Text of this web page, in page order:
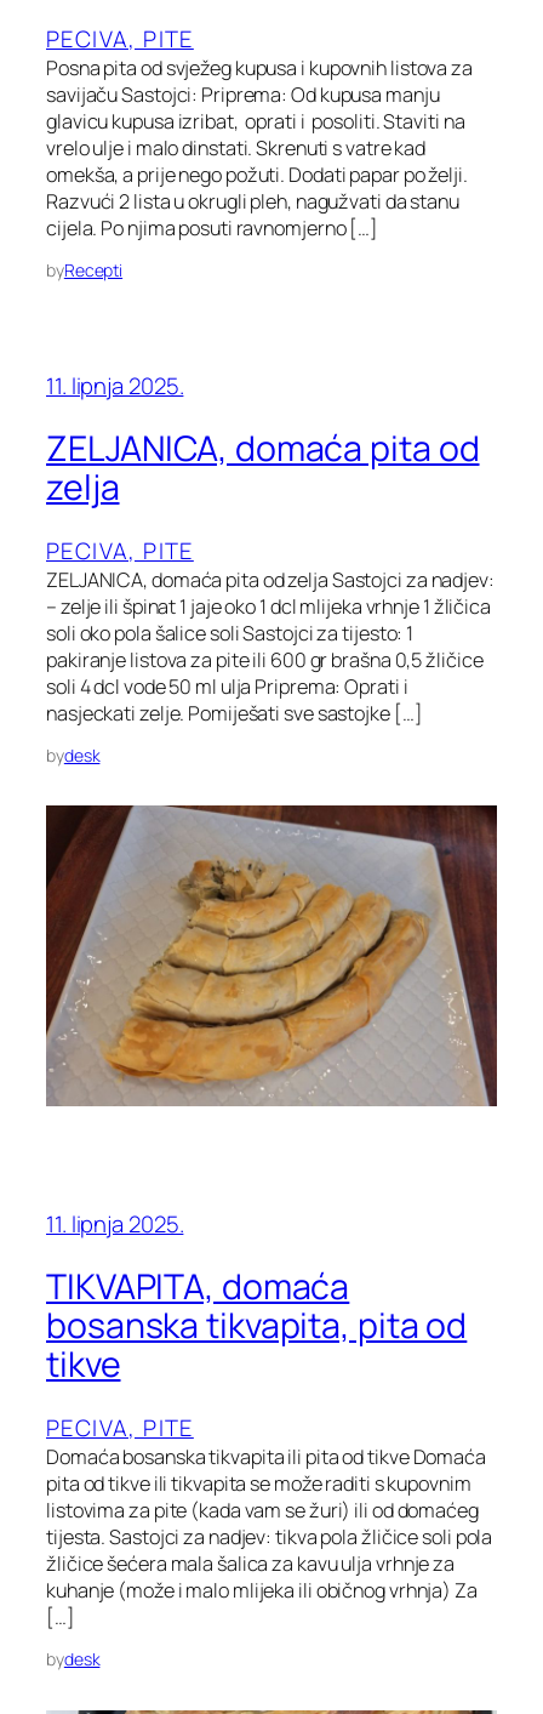
PECIVA, PITE
Posna pita od svježeg kupusa i kupovnih listova za
savijaču Sastojci: Priprema: Od kupusa manju
glavicu kupusa izribat, oprati i posoliti. Staviti na
vrelo ulje i malo dinstati. Skrenuti s vatre kad
omekša, a prije nego požuti. Dodati papar po želji.
Razvući 2 lista u okrugli pleh, nagužvati da stanu
cijela. Po njima posuti ravnomjerno […]
byRecepti
11. lipnja 2025.
ZELJANICA, domaća pita od
zelja
PECIVA, PITE
ZELJANICA, domaća pita od zelja Sastojci za nadjev:
– zelje ili špinat 1 jaje oko 1 dcl mlijeka vrhnje 1 žličica
soli oko pola šalice soli Sastojci za tijesto: 1
pakiranje listova za pite ili 600 gr brašna 0,5 žličice
soli 4 dcl vode 50 ml ulja Priprema: Oprati i
nasjeckati zelje. Pomiješati sve sastojke […]
bydesk
11. lipnja 2025.
TIKVAPITA, domaća
bosanska tikvapita, pita od
tikve
PECIVA, PITE
Domaća bosanska tikvapita ili pita od tikve Domaća
pita od tikve ili tikvapita se može raditi s kupovnim
listovima za pite (kada vam se žuri) ili od domaćeg
tijesta. Sastojci za nadjev: tikva pola žličice soli pola
žličice šećera mala šalica za kavu ulja vrhnje za
kuhanje (može i malo mlijeka ili običnog vrhnja) Za
[…]
bydesk